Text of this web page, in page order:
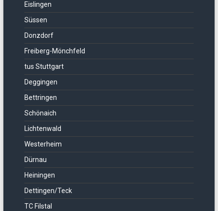
Eislingen
Süssen
Donzdorf
Freiberg-Mönchfeld
tus Stuttgart
Deggingen
Bettringen
Schönaich
Lichtenwald
Westerheim
Dürnau
Heiningen
Dettingen/Teck
TC Filstal